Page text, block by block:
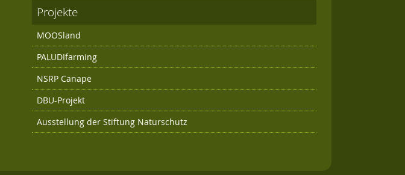
Projekte
MOOSland
PALUDIfarming
NSRP Canape
DBU-Projekt
Ausstellung der Stiftung Naturschutz